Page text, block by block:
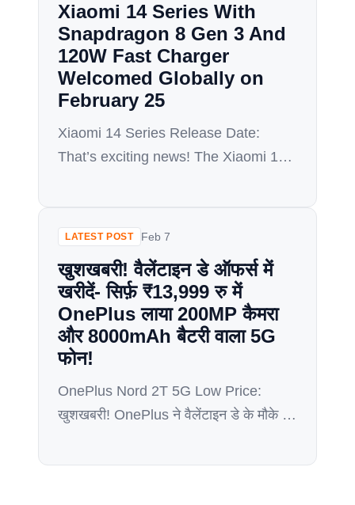
सभी क्षेत्रों में उत्कृष्ट प्रदर्शन प्रदान करता […]
Xiaomi 14 Series With
Snapdragon 8 Gen 3 And
120W Fast Charger
Welcomed Globally on
February 25
Xiaomi 14 Series Release Date:
That’s exciting news! The Xiaomi 14
featuring a speedy 120W fast
February 25th. Here’s what we know
so far: Xiaomi 14 Series: Key features
Processor: Snapdragon 8 Gen 3, the
latest […]
LATEST POST Feb 7
खुशखबरी! वैलेंटाइन डे ऑफर्स में
खरीदें- सिर्फ़ ₹13,999 रु में
OnePlus लाया 200MP कैमरा
और 8000mAh बैटरी वाला 5G
फोन!
OnePlus Nord 2T 5G Low Price:
खुशखबरी! OnePlus ने वैलेंटाइन डे के मौके पर
शानदार स्मार्टफोन है जो अपनी शानदार